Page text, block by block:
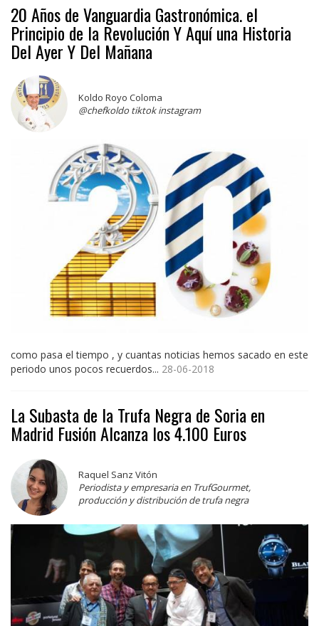
20 Años de Vanguardia Gastronómica. el
Principio de la Revolución Y Aquí una Historia
Del Ayer Y Del Mañana
Koldo Royo Coloma
@chefkoldo tiktok instagram
como pasa el tiempo , y cuantas noticias hemos sacado en este
periodo unos pocos recuerdos... 28-06-2018
La Subasta de la Trufa Negra de Soria en
Madrid Fusión Alcanza los 4.100 Euros
Raquel Sanz Vitón
Periodista y empresaria en TrufGourmet,
producción y distribución de trufa negra